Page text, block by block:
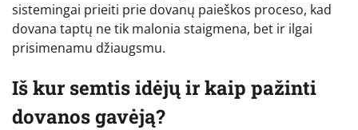
sistemingai prieiti prie dovanų paieškos proceso, kad
dovana taptų ne tik malonia staigmena, bet ir ilgai
prisimenamu džiaugsmu.
Iš kur semtis idėjų ir kaip pažinti
dovanos gavėją?